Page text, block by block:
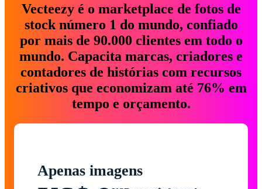
Vecteezy é o marketplace de fotos de
stock número 1 do mundo, confiado
por mais de 90.000 clientes em todo o
mundo. Capacita marcas, criadores e
contadores de histórias com recursos
criativos que economizam até 76% em
tempo e orçamento.
Apenas imagens